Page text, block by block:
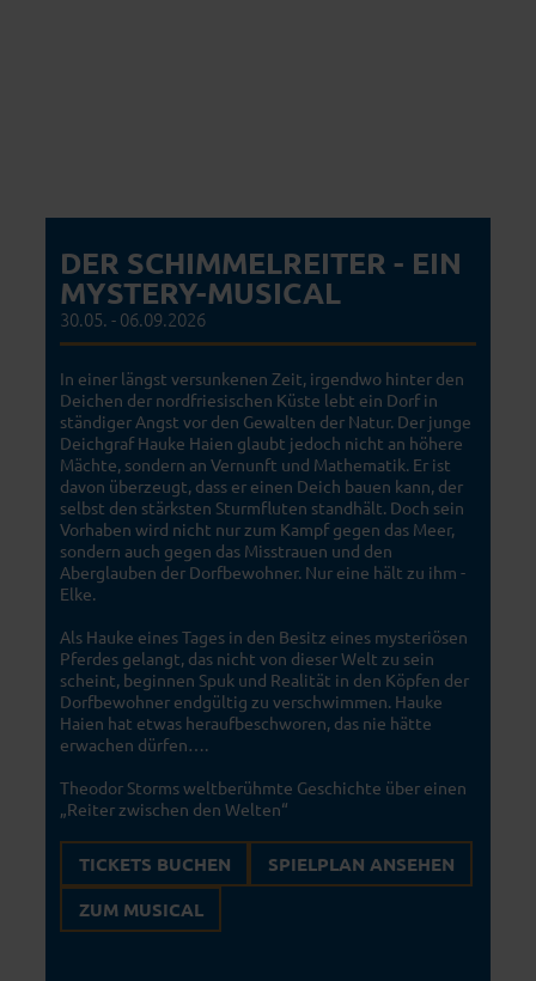
DER SCHIMMELREITER - EIN
MYSTERY-MUSICAL
30.05. - 06.09.2026
In einer längst versunkenen Zeit, irgendwo hinter den
Deichen der nordfriesischen Küste lebt ein Dorf in
ständiger Angst vor den Gewalten der Natur. Der junge
Deichgraf Hauke Haien glaubt jedoch nicht an höhere
Mächte, sondern an Vernunft und Mathematik. Er ist
davon überzeugt, dass er einen Deich bauen kann, der
selbst den stärksten Sturmfluten standhält. Doch sein
Vorhaben wird nicht nur zum Kampf gegen das Meer,
sondern auch gegen das Misstrauen und den
Aberglauben der Dorfbewohner. Nur eine hält zu ihm -
Elke.
Als Hauke eines Tages in den Besitz eines mysteriösen
Pferdes gelangt, das nicht von dieser Welt zu sein
scheint, beginnen Spuk und Realität in den Köpfen der
Dorfbewohner endgültig zu verschwimmen. Hauke
Haien hat etwas heraufbeschworen, das nie hätte
erwachen dürfen….
Theodor Storms weltberühmte Geschichte über einen
„Reiter zwischen den Welten“
TICKETS BUCHEN
SPIELPLAN ANSEHEN
ZUM MUSICAL